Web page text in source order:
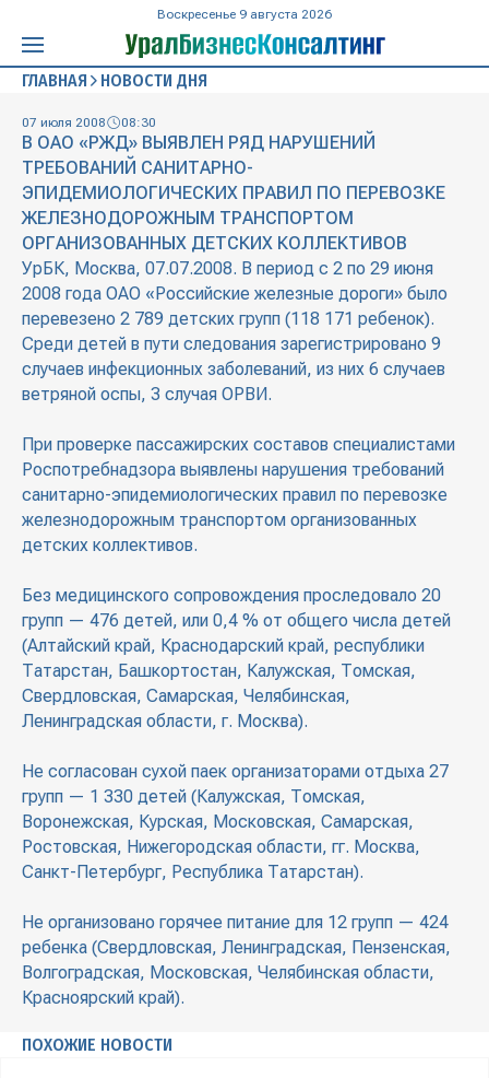
Воскресенье 9 августа 2026
ГЛАВНАЯ НОВОСТИ ДНЯ
07 июля 2008 08:30
В ОАО «РЖД» ВЫЯВЛЕН РЯД НАРУШЕНИЙ
ТРЕБОВАНИЙ САНИТАРНО-
ЭПИДЕМИОЛОГИЧЕСКИХ ПРАВИЛ ПО ПЕРЕВОЗКЕ
ЖЕЛЕЗНОДОРОЖНЫМ ТРАНСПОРТОМ
ОРГАНИЗОВАННЫХ ДЕТСКИХ КОЛЛЕКТИВОВ
УрБК, Москва, 07.07.2008. В период с 2 по 29 июня
2008 года ОАО «Российские железные дороги» было
перевезено 2 789 детских групп (118 171 ребенок).
Среди детей в пути следования зарегистрировано 9
случаев инфекционных заболеваний, из них 6 случаев
ветряной оспы, 3 случая ОРВИ.
При проверке пассажирских составов специалистами
Роспотребнадзора выявлены нарушения требований
санитарно-эпидемиологических правил по перевозке
железнодорожным транспортом организованных
детских коллективов.
Без медицинского сопровождения проследовало 20
групп — 476 детей, или 0,4 % от общего числа детей
(Алтайский край, Краснодарский край, республики
Татарстан, Башкортостан, Калужская, Томская,
Свердловская, Самарская, Челябинская,
Ленинградская области, г. Москва).
Не согласован сухой паек организаторами отдыха 27
групп — 1 330 детей (Калужская, Томская,
Воронежская, Курская, Московская, Самарская,
Ростовская, Нижегородская области, гг. Москва,
Санкт-Петербург, Республика Татарстан).
Не организовано горячее питание для 12 групп — 424
ребенка (Свердловская, Ленинградская, Пензенская,
Волгоградская, Московская, Челябинская области,
Красноярский край).
ПОХОЖИЕ НОВОСТИ